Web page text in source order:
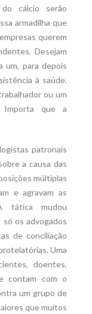
cálcio serão
armadilha que
querem
Desejam
um, para depois
à saúde.
ou um
Importa que a
patronais
a causa das
múltiplas
e agravam as
tática mudou
os advogados
de conciliação
Uma
doentes,
contam com o
um grupo de
que muitos